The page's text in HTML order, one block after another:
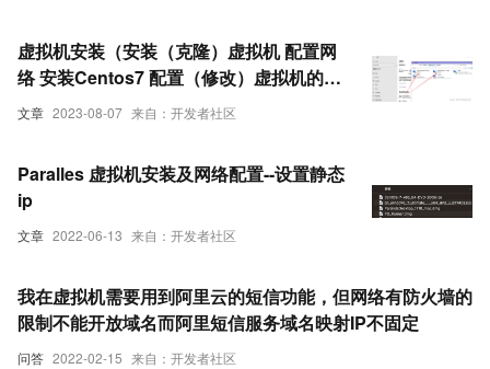
文章 2023-08-07 来自：开发者社区
虚拟机安装（安装（克隆）虚拟机 配置网
络 安装Centos7 配置（修改）虚拟机的静
态IP 修改网卡的配置文件 测试网络是否互
文章 2022-06-13 来自：开发者社区
Paralles 虚拟机安装及网络配置--设置静态
ip
问答 2022-02-15 来自：开发者社区
我在虚拟机需要用到阿里云的短信功能，但网络有防火墙的
限制不能开放域名而阿里短信服务域名映射IP不固定